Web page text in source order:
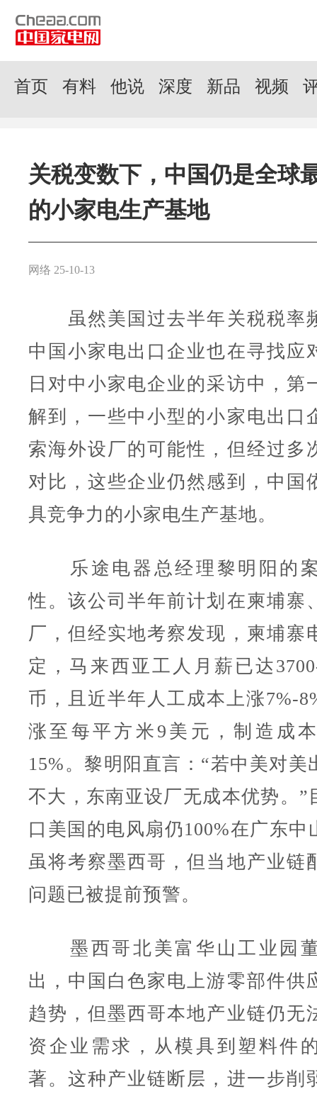
首页 有料 他说 深度 新品 视频
关税变数下，中国仍是全球
的小家电生产基地
网络 25-10-13
虽然美国过去半年关税税率
中国小家电出口企业也在寻找应
日对中小家电企业的采访中，第
解到，一些中小型的小家电出口
索海外设厂的可能性，但经过多
对比，这些企业仍然感到，中国
具竞争力的小家电生产基地。
乐途电器总经理黎明阳的
性。该公司半年前计划在柬埔寨
厂，但经实地考察发现，柬埔寨
定，马来西亚工人月薪已达
币，且近半年人工成本上涨7%-
涨至每平方米9美元，制造成
15%。黎明阳直言：“若中美对美
不大，东南亚设厂无成本优势。”
口美国的电风扇仍100%在广东中
虽将考察墨西哥，但当地产业链
问题已被提前预警。
墨西哥北美富华山工业园
出，中国白色家电上游零部件供
趋势，但墨西哥本地产业链仍无
资企业需求，从模具到塑料件
著。这种产业链断层，进一步削